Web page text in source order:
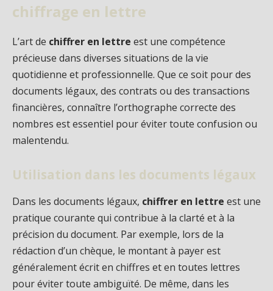
chiffrage en lettre
L’art de chiffrer en lettre est une compétence
précieuse dans diverses situations de la vie
quotidienne et professionnelle. Que ce soit pour des
documents légaux, des contrats ou des transactions
financières, connaître l’orthographe correcte des
nombres est essentiel pour éviter toute confusion ou
malentendu.
Utilisation dans les documents légaux
Dans les documents légaux, chiffrer en lettre est une
pratique courante qui contribue à la clarté et à la
précision du document. Par exemple, lors de la
rédaction d’un chèque, le montant à payer est
généralement écrit en chiffres et en toutes lettres
pour éviter toute ambiguïté. De même, dans les